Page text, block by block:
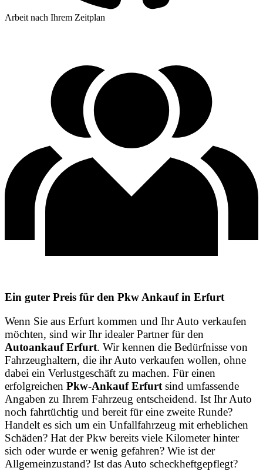
Arbeit nach Ihrem Zeitplan
Ein guter Preis für den Pkw Ankauf in Erfurt
Wenn Sie aus Erfurt kommen und Ihr Auto verkaufen
möchten, sind wir Ihr idealer Partner für den
Autoankauf Erfurt. Wir kennen die Bedürfnisse von
Fahrzeughaltern, die ihr Auto verkaufen wollen, ohne
dabei ein Verlustgeschäft zu machen. Für einen
erfolgreichen Pkw-Ankauf Erfurtsind umfassende
Angaben zu Ihrem Fahrzeug entscheidend. Ist Ihr Auto
noch fahrtüchtig und bereit für eine zweite Runde?
Handelt es sich um ein Unfallfahrzeug mit erheblichen
Schäden? Hat der Pkw bereits viele Kilometer hinter
sich oder wurde er wenig gefahren? Wie ist der
Allgemeinzustand? Ist das Auto scheckheftgepflegt?